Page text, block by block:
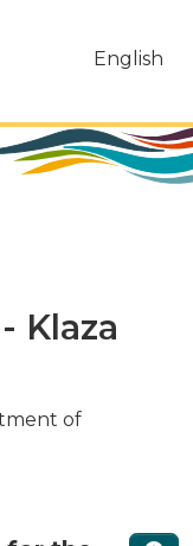
English
Klaza
of